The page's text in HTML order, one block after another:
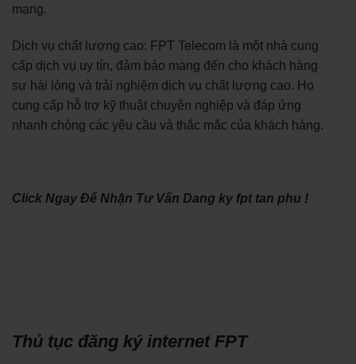
mạng.
Dịch vụ chất lượng cao: FPT Telecom là một nhà cung
cấp dịch vụ uy tín, đảm bảo mang đến cho khách hàng
sự hài lòng và trải nghiệm dịch vụ chất lượng cao. Họ
cung cấp hỗ trợ kỹ thuật chuyên nghiệp và đáp ứng
nhanh chóng các yêu cầu và thắc mắc của khách hàng.
Click Ngay Để Nhận Tư Vấn Dang ky fpt tan phu !
Thủ tục đăng ký internet FPT